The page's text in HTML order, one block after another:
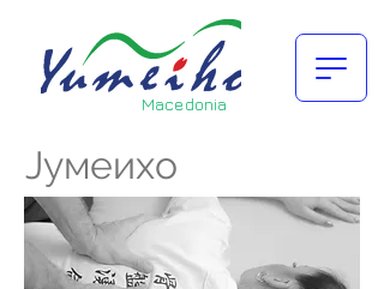
Macedonia
Јумеихо